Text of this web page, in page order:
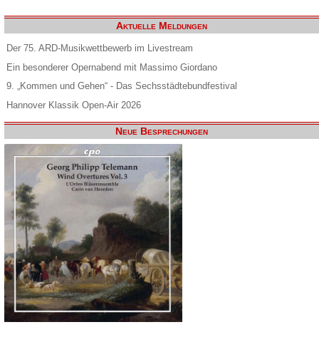
Aktuelle Meldungen
Der 75. ARD-Musikwettbewerb im Livestream
Ein besonderer Opernabend mit Massimo Giordano
9. „Kommen und Gehen“ - Das Sechsstädtebundfestival
Hannover Klassik Open-Air 2026
Neue Besprechungen